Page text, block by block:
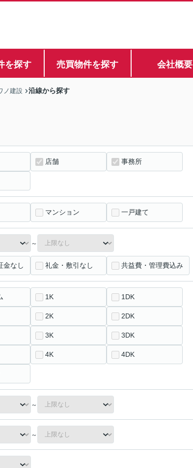
を探す 売買物件を探す 会社概要
ノ建設 沿線から探す
店舗 事務所
マンション 一戸建て
～
金なし 礼金・敷引なし 共益費・管理費込み
1K 1DK
2K 2DK
3K 3DK
4K 4DK
～
～